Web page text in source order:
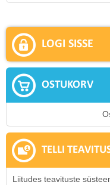
LOGI SISSE
OSTUKORV
TELLI
Liitudes teavituste